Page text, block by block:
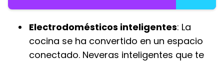
Electrodomésticos inteligentes: La
cocina se ha convertido en un espacio
conectado. Neveras inteligentes que te